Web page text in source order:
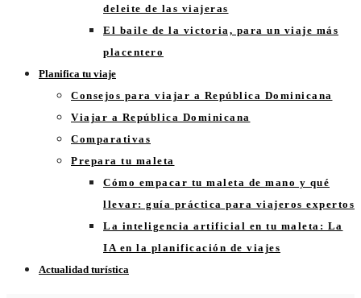
deleite de las viajeras
El baile de la victoria, para un viaje más
placentero
Planifica tu viaje
Consejos para viajar a República Dominicana
Viajar a República Dominicana
Comparativas
Prepara tu maleta
Cómo empacar tu maleta de mano y qué
llevar: guía práctica para viajeros expertos
La inteligencia artificial en tu maleta: La
IA en la planificación de viajes
Actualidad turística